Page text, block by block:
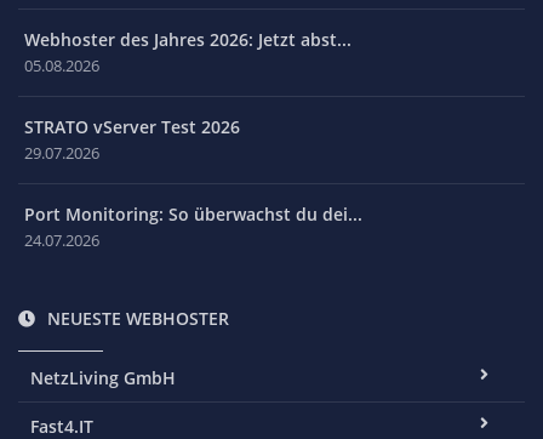
Webhoster des Jahres 2026: Jetzt abst...
05.08.2026
STRATO vServer Test 2026
29.07.2026
Port Monitoring: So überwachst du dei...
24.07.2026
NEUESTE WEBHOSTER
NetzLiving GmbH
Fast4.IT